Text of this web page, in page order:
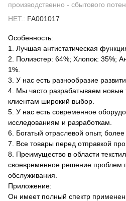
производственно - сбытового
НЕТ.: FA001017
Особенность:
1. Лучшая антистатическая
2. Полиэстер: 64%; Хлопок: 35%;
1%.
3. У нас есть разнообразие
4. Мы часто разрабатываем новые
клиентам широкий выбор.
5. У нас есть современное
исследованиям и разработкам.
6. Богатый отраслевой опыт, более
7. Все товары перед отправкой
8. Преимущество в области
своевременное решение проблем
обслуживания.
Приложение:
Он имеет полный спектр